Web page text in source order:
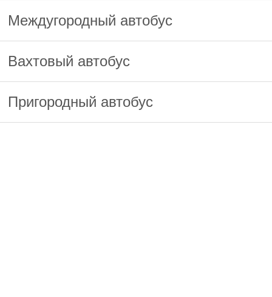
Междугородный автобус
Вахтовый автобус
Пригородный автобус